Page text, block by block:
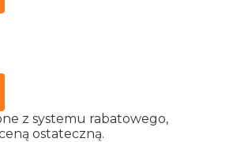
z systemu rabatowego,
ostateczną.